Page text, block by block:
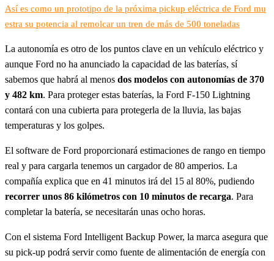
Así es como un prototipo de la próxima pickup eléctrica de Ford mu
estra su potencia al remolcar un tren de más de 500 toneladas
La autonomía es otro de los puntos clave en un vehículo eléctrico y
aunque Ford no ha anunciado la capacidad de las baterías, sí
sabemos que habrá al menos dos modelos con autonomías de 370
y 482 km. Para proteger estas baterías, la Ford F-150 Lightning
contará con una cubierta para protegerla de la lluvia, las bajas
temperaturas y los golpes.
El software de Ford proporcionará estimaciones de rango en tiempo
real y para cargarla tenemos un cargador de 80 amperios. La
compañía explica que en 41 minutos irá del 15 al 80%, pudiendo
recorrer unos 86 kilómetros con 10 minutos de recarga. Para
completar la batería, se necesitarán unas ocho horas.
Con el sistema Ford Intelligent Backup Power, la marca asegura que
su pick-up podrá servir como fuente de alimentación de energía con